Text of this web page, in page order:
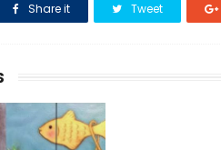
Share it Tweet